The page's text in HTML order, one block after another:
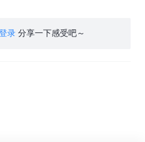
录 分享一下感受吧～